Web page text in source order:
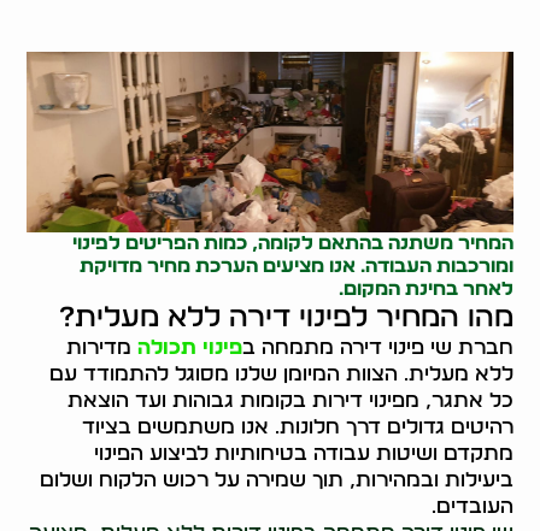
המחיר משתנה בהתאם לקומה, כמות הפריטים לפינוי
ומורכבות העבודה. אנו מציעים הערכת מחיר מדויקת
לאחר בחינת המקום.
מהו המחיר לפינוי דירה ללא מעלית?
חברת שי פינוי דירה מתמחה בפינוי תכולה מדירות
ללא מעלית. הצוות המיומן שלנו מסוגל להתמודד עם
כל אתגר, מפינוי דירות בקומות גבוהות ועד הוצאת
רהיטים גדולים דרך חלונות. אנו משתמשים בציוד
מתקדם ושיטות עבודה בטיחותיות לביצוע הפינוי
ביעילות ובמהירות, תוך שמירה על רכוש הלקוח ושלום
העובדים.